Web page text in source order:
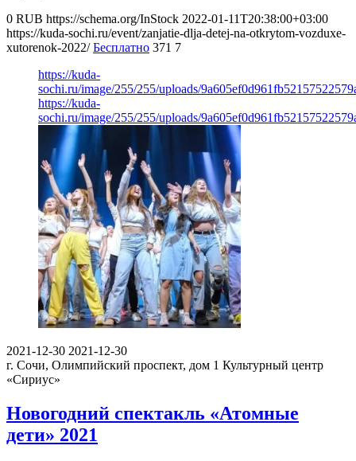
0 RUB https://schema.org/InStock 2022-01-11T20:38:00+03:00
https://kuda-sochi.ru/event/zanjatie-dlja-detej-na-otkrytom-vozduxe-
xutorenok-2022/ Бесплатно 371 7
https://kuda-
sochi.ru/image/255/255/uploads/
https://kuda-
sochi.ru/image/255/255/uploads/
2021-12-30 2021-12-30
г. Сочи, Олимпийский проспект, дом 1 Культурный центр
«Сириус»
Новогодний спектакль «Атомные
дети» 2021